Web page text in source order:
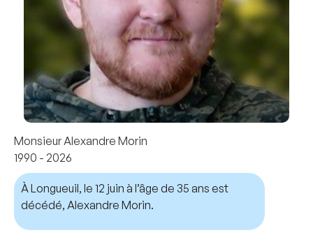
Monsieur Alexandre Morin
1990 - 2026
À Longueuil, le 12 juin à l’âge de 35 ans est
décédé, Alexandre Morin.